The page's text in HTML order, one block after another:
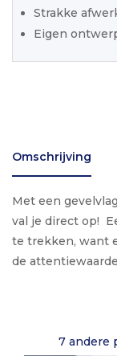
Strakke
Eigen
Omschrijving
Met een
val je direct op!
te trekken, want
de
7 andere